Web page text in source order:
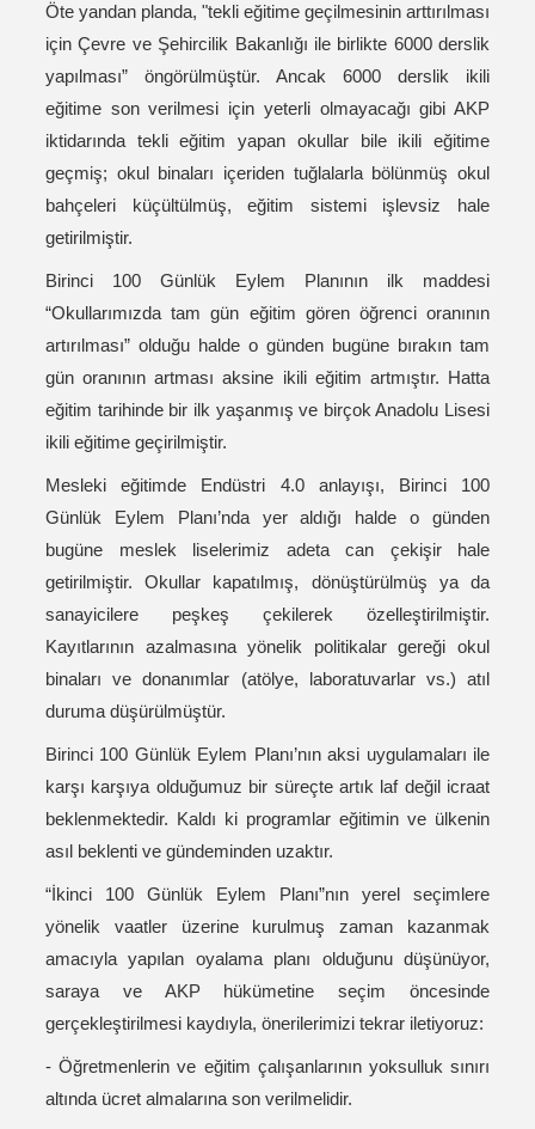
Öte yandan planda, "tekli eğitime geçilmesinin arttırılması
için Çevre ve Şehircilik Bakanlığı ile birlikte 6000 derslik
yapılması” öngörülmüştür. Ancak 6000 derslik ikili
eğitime son verilmesi için yeterli olmayacağı gibi AKP
iktidarında tekli eğitim yapan okullar bile ikili eğitime
geçmiş; okul binaları içeriden tuğlalarla bölünmüş okul
bahçeleri küçültülmüş, eğitim sistemi işlevsiz hale
getirilmiştir.
Birinci 100 Günlük Eylem Planının ilk maddesi
“Okullarımızda tam gün eğitim gören öğrenci oranının
artırılması” olduğu halde o günden bugüne bırakın tam
gün oranının artması aksine ikili eğitim artmıştır. Hatta
eğitim tarihinde bir ilk yaşanmış ve birçok Anadolu Lisesi
ikili eğitime geçirilmiştir.
Mesleki eğitimde Endüstri 4.0 anlayışı, Birinci 100
Günlük Eylem Planı’nda yer aldığı halde o günden
bugüne meslek liselerimiz adeta can çekişir hale
getirilmiştir. Okullar kapatılmış, dönüştürülmüş ya da
sanayicilere peşkeş çekilerek özelleştirilmiştir.
Kayıtlarının azalmasına yönelik politikalar gereği okul
binaları ve donanımlar (atölye, laboratuvarlar vs.) atıl
duruma düşürülmüştür.
Birinci 100 Günlük Eylem Planı’nın aksi uygulamaları ile
karşı karşıya olduğumuz bir süreçte artık laf değil icraat
beklenmektedir. Kaldı ki programlar eğitimin ve ülkenin
asıl beklenti ve gündeminden uzaktır.
“İkinci 100 Günlük Eylem Planı”nın yerel seçimlere
yönelik vaatler üzerine kurulmuş zaman kazanmak
amacıyla yapılan oyalama planı olduğunu düşünüyor,
saraya ve AKP hükümetine seçim öncesinde
gerçekleştirilmesi kaydıyla, önerilerimizi tekrar iletiyoruz:
- Öğretmenlerin ve eğitim çalışanlarının yoksulluk sınırı
altında ücret almalarına son verilmelidir.